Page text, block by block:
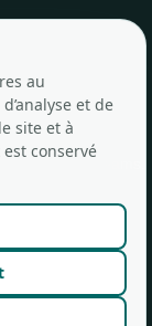
au
et de
site et à
conservé